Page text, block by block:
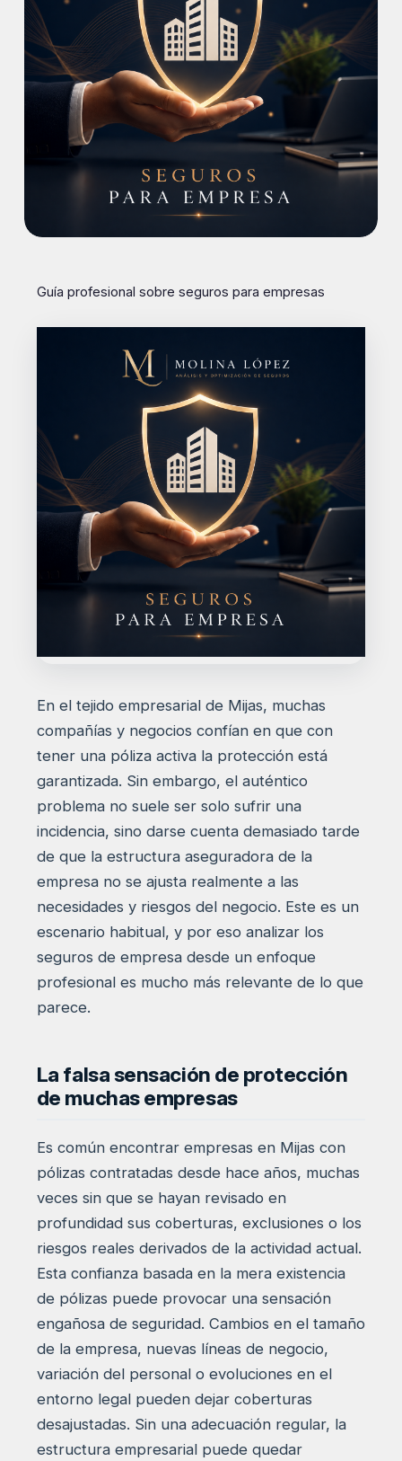
Guía profesional sobre seguros para empresas
En el tejido empresarial de Mijas, muchas
compañías y negocios confían en que con
tener una póliza activa la protección está
garantizada. Sin embargo, el auténtico
problema no suele ser solo sufrir una
incidencia, sino darse cuenta demasiado tarde
de que la estructura aseguradora de la
empresa no se ajusta realmente a las
necesidades y riesgos del negocio. Este es un
escenario habitual, y por eso analizar los
seguros de empresa desde un enfoque
profesional es mucho más relevante de lo que
parece.
La falsa sensación de protección
de muchas empresas
Es común encontrar empresas en Mijas con
pólizas contratadas desde hace años, muchas
veces sin que se hayan revisado en
profundidad sus coberturas, exclusiones o los
riesgos reales derivados de la actividad actual.
Esta confianza basada en la mera existencia
de pólizas puede provocar una sensación
engañosa de seguridad. Cambios en el tamaño
de la empresa, nuevas líneas de negocio,
variación del personal o evoluciones en el
entorno legal pueden dejar coberturas
desajustadas. Sin una adecuación regular, la
estructura empresarial puede quedar